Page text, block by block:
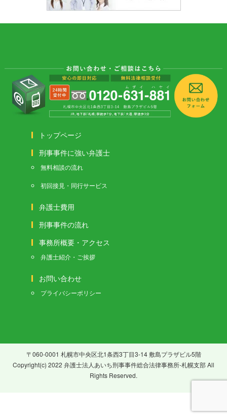
トップページ
刑事事件に強い弁護士
無料相談の流れ
初回接見・同行サービス
弁護士費用
刑事事件の流れ
事務所概要・アクセス
弁護士紹介・ご挨拶
お問い合わせ
プライバシーポリシー
〒060-0001 札幌市中央区北1条西3丁目3-14 敷島プラザビル5階
Copyright(c) 2022 弁護士法人あいち刑事事件総合法律事務所-札幌支部 All
Rights Reserved.